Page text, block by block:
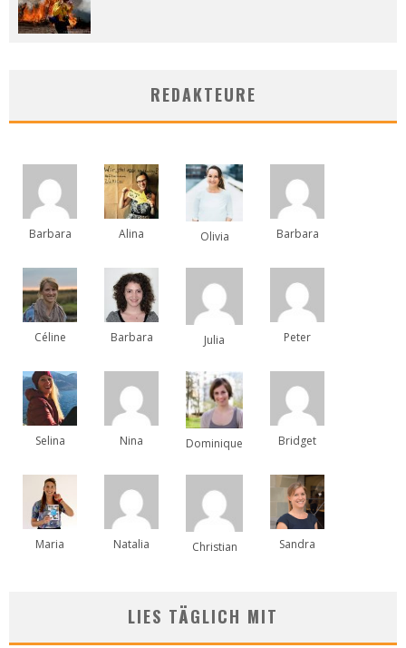
REDAKTEURE
Barbara Alina Olivia Barbara
Céline Barbara Julia Peter
Selina Nina Dominique Bridget
Maria Natalia Christian Sandra
LIES TÄGLICH MIT